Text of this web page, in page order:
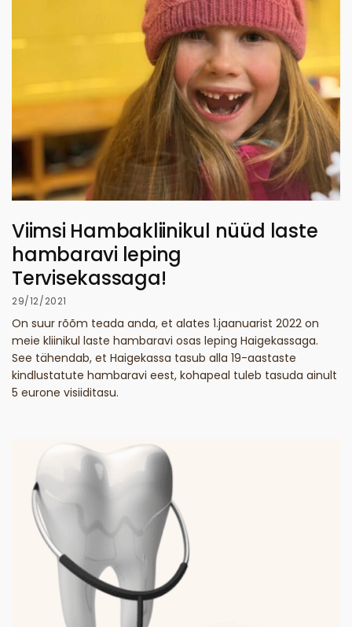
Viimsi Hambakliinikul nüüd laste
hambaravi leping
Tervisekassaga!
29/12/2021
On suur rõõm teada anda, et alates 1.jaanuarist 2022 on
meie kliinikul laste hambaravi osas leping Haigekassaga.
See tähendab, et Haigekassa tasub alla 19-aastaste
kindlustatute hambaravi eest, kohapeal tuleb tasuda ainult
5 eurone visiiditasu.